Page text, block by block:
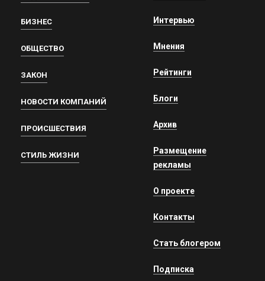
БИЗНЕС
ОБЩЕСТВО
ЗАКОН
НОВОСТИ КОМПАНИЙ
ПРОИСШЕСТВИЯ
СТИЛЬ ЖИЗНИ
Интервью
Мнения
Рейтинги
Блоги
Архив
Размещение
рекламы
О проекте
Контакты
Стать блогером
Подписка